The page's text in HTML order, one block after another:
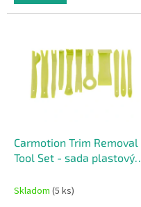
Carmotion Trim Removal
Tool Set - sada plastových
čalúnenia – 11 ks
Skladom (5 ks)